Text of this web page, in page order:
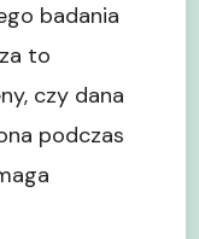
badania
to
czy dana
podczas